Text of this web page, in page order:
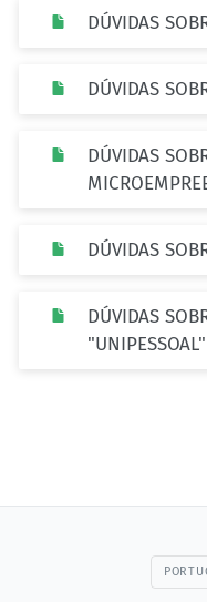
DÚVIDAS
DÚVIDAS
DÚVIDAS
DÚVIDAS
DÚVIDAS
"UNIPESSOAL"